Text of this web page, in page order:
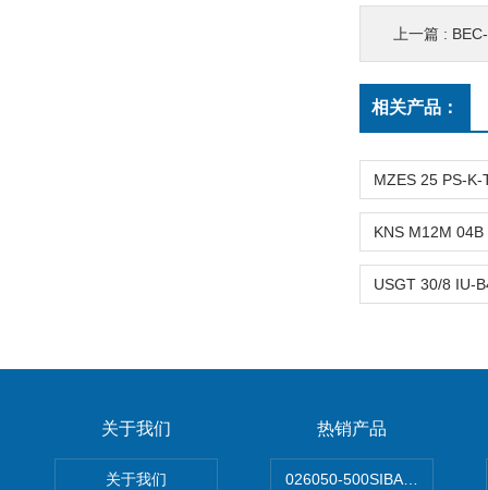
上一篇 :
相关产品：
关于我们
关于我们
热销产品
026050-500SIBATA 500mL